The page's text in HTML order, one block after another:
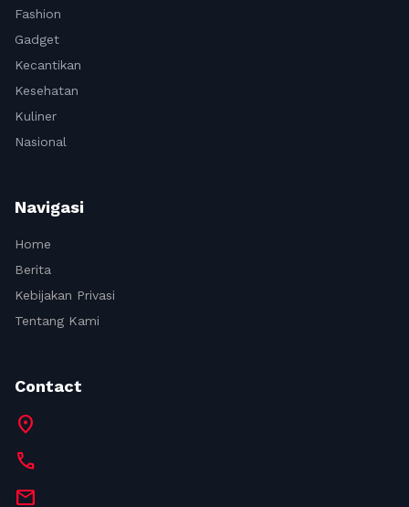
Fashion
Gadget
Kecantikan
Kesehatan
Kuliner
Nasional
Navigasi
Home
Berita
Kebijakan Privasi
Tentang Kami
Contact
location_on
call
mail